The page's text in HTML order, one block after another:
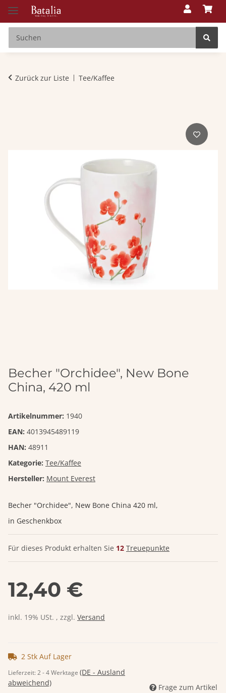
Zurück zur Liste Tee/Kaffee
Becher "Orchidee", New Bone
China, 420 ml
Artikelnummer: 1940
EAN: 4013945489119
HAN: 48911
Kategorie: Tee/Kaffee
Hersteller: Mount Everest
Becher "Orchidee", New Bone China 420 ml,
in Geschenkbox
Für dieses Produkt erhalten Sie 12 Treuepunkte
12,40 €
inkl. 19% USt. , zzgl. Versand
2 Stk Auf Lager
Lieferzeit: 2 - 4 Werktage (DE - Ausland
abweichend)
Frage zum Artikel